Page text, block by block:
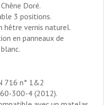
Doré.
3 positions.
hêtre vernis naturel.
en panneaux de
716 n° 1&2
300-4 (2012).